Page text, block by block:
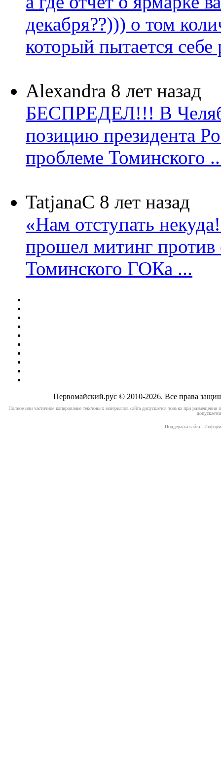
декабря??))) о том
который пытается себе
Alexandra 8 лет назад
БЕСПРЕДЕЛ!!! В
позицию президента
проблеме Томинского
TatjanaC 8 лет назад
«Нам отступать
прошел митинг против
Томинского ГОКа ...
Первомайский.рус © 2010-2026. Все права
Полное или частичное копирование текстовых материалов сайта допускается только при
Поддержка сайта -